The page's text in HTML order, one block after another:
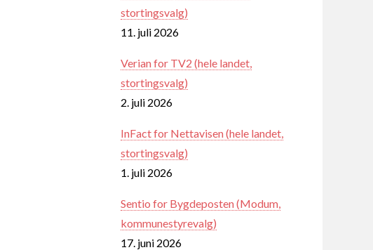
stortingsvalg)
11. juli 2026
Verian for TV2 (hele landet,
stortingsvalg)
2. juli 2026
InFact for Nettavisen (hele landet,
stortingsvalg)
1. juli 2026
Sentio for Bygdeposten (Modum,
kommunestyrevalg)
17. juni 2026